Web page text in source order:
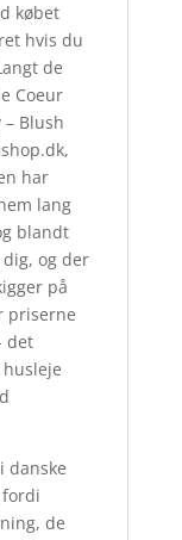
købet
hvis du
de
Coeur
Blush
har
lang
blandt
og der
på
priserne
det
danske
de